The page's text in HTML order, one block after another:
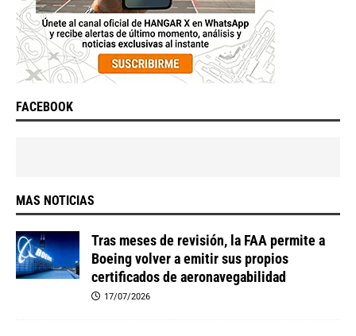
FACEBOOK
MAS NOTICIAS
Tras meses de revisión, la FAA permite a
Boeing volver a emitir sus propios
certificados de aeronavegabilidad
17/07/2026